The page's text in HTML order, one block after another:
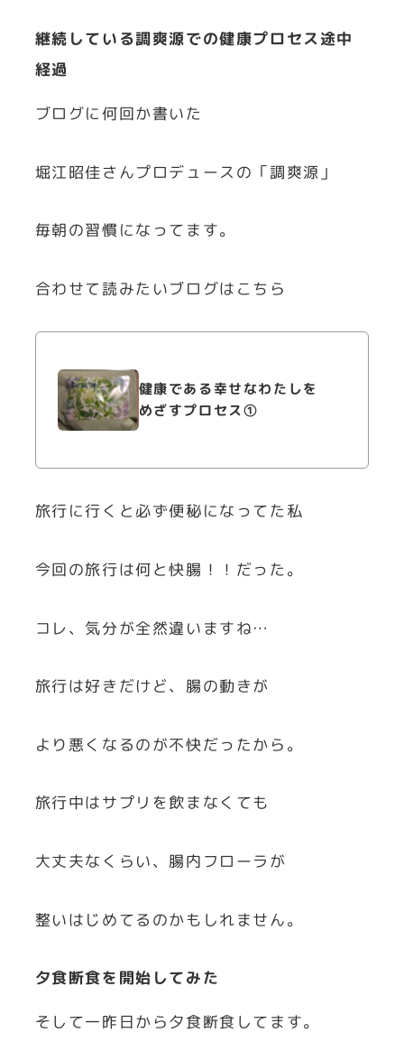
継続している調爽源での健康プロセス途中
経過
ブログに何回か書いた
堀江昭佳さんプロデュースの「調爽源」
毎朝の習慣になってます。
合わせて読みたいブログはこちら
健康である幸せなわたしを
めざすプロセス①
旅行に行くと必ず便秘になってた私
今回の旅行は何と快腸！！だった。
コレ、気分が全然違いますね…
旅行は好きだけど、腸の動きが
より悪くなるのが不快だったから。
旅行中はサプリを飲まなくても
大丈夫なくらい、腸内フローラが
整いはじめてるのかもしれません。
夕食断食を開始してみた
そして一昨日から夕食断食してます。